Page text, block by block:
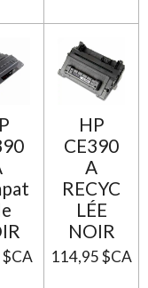
HP
CE390
A
RECYC
LÉE
NOIR
114,95 $CA